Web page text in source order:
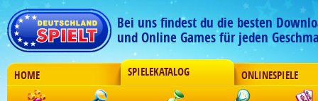
Bei uns findest du die besten
und Online Games für jeden
HOME SPIELEKATALOG ONLINESPIELE